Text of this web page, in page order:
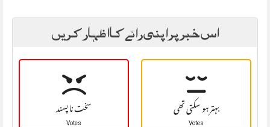
اس خبر پر اپنی رائے کا اظہار کریں
سخت نا پسند
Votes بہتر ہو سکتی تھی
Votes